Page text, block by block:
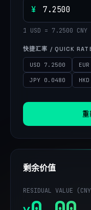
¥
1 USD = 7.2500 CNY
快捷汇率 / QUICK
USD 7.2500
JPY 0.0480
重
剩余价值
RESIDUAL VALUE